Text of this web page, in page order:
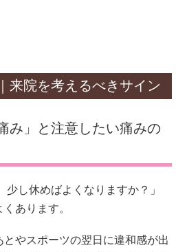
来院を考えるべきサイン
み」と注意したい痛みの
少し休めばよくなりますか？」
あります。
やスポーツの翌日に違和感が出